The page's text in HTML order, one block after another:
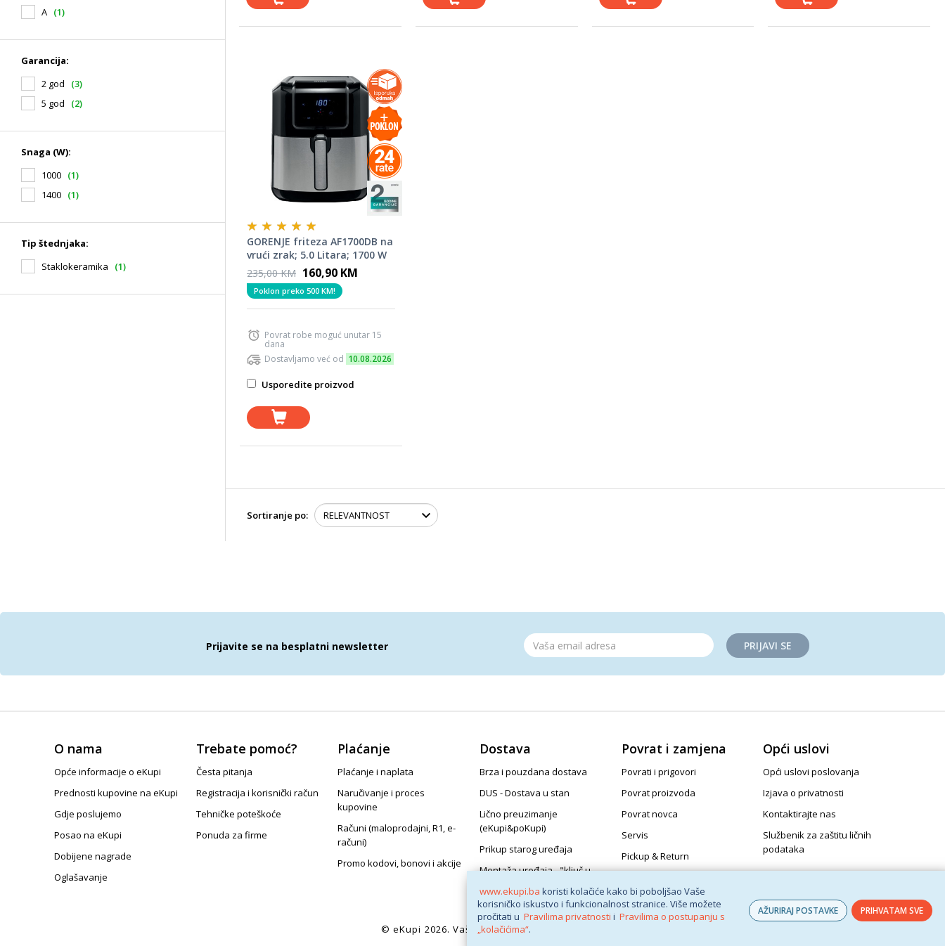
www.ekupi.ba koristi kolačiće kako bi poboljšao Vaše
korisničko iskustvo i funkcionalnost stranice. Više možete
pročitati u Pravilima privatnosti i Pravilima o postupanju s
„kolačićima“.
AŽURIRAJ POSTAVKE PRIHVATAM SVE
A (1)
Garancija:
2 god
(3)
5 god
(2)
Snaga (W):
1000 (1)
1400 (1)
Tip štednjaka:
Staklokeramika
(1)
GORENJE friteza AF1700DB na
vrući zrak; 5.0 Litara; 1700 W
235,00 KM 160,90 KM
Poklon preko 500 KM!
Povrat robe moguć unutar 15
dana
Dostavljamo već od 10.08.2026
Usporedite proizvod
Sortiranje po:
Prijavite se na besplatni newsletter PRIJAVI SE
O nama
Opće informacije o eKupi
Prednosti kupovine na eKupi
Gdje poslujemo
Posao na eKupi
Dobijene nagrade
Oglašavanje
Trebate pomoć?
Česta pitanja
Registracija i korisnički račun
Tehničke poteškoće
Ponuda za firme
Plaćanje
Plaćanje i naplata
Naručivanje i proces
kupovine
Računi (maloprodajni, R1, e-
računi)
Promo kodovi, bonovi i akcije
Dostava
Brza i pouzdana dostava
DUS - Dostava u stan
Lično preuzimanje
(eKupi&poKupi)
Prikup starog uređaja
Montaža uređaja - "ključ u
Povrat i zamjena
Povrati i prigovori
Povrat proizvoda
Povrat novca
Servis
Pickup & Return
Opći uslovi
Opći uslovi poslovanja
Izjava o privatnosti
Kontaktirajte nas
Službenik za zaštitu ličnih
podataka
© eKupi 2026. Vaša internet trgovina